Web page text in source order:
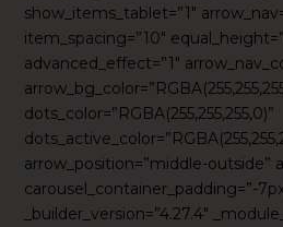
show_items_tablet=”1″
item_spacing=”10″
advanced_effect=”1″
dots_color=”RGBA(255,255,255,0)”
arrow_position=”middle-outside”
carousel_container_padding=”-
_builder_version=”4.27.4″